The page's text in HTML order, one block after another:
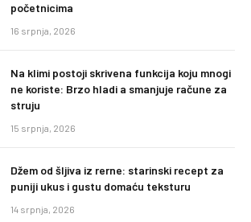
početnicima
16 srpnja, 2026
Na klimi postoji skrivena funkcija koju mnogi
ne koriste: Brzo hladi a smanjuje račune za
struju
15 srpnja, 2026
Džem od šljiva iz rerne: starinski recept za
puniji ukus i gustu domaću teksturu
14 srpnja, 2026